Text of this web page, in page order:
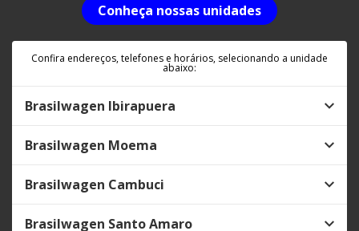
Conheça nossas unidades
Confira endereços, telefones e horários, selecionando a unidade
abaixo:
Brasilwagen Ibirapuera
Brasilwagen Moema
Brasilwagen Cambuci
Brasilwagen Santo Amaro